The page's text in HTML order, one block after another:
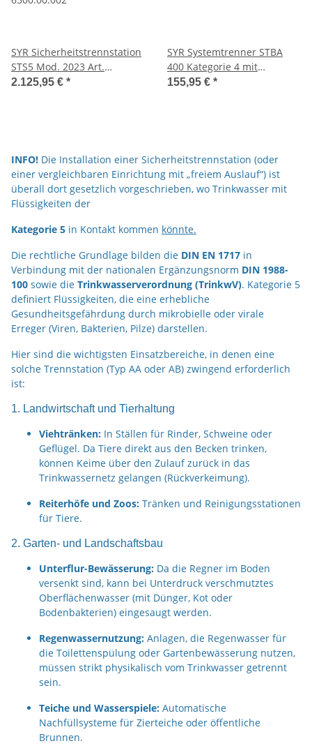
SYR Sicherheitstrennstation
STS5 Mod. 2023 Art.
6500.00.002
2.125,95 € *
SYR Systemtrenner STBA
400 Kategorie 4 mit
Zapfventil und Absperrung
155,95 € *
INFO! Die Installation einer Sicherheitstrennstation (oder
einer vergleichbaren Einrichtung mit „freiem Auslauf“) ist
überall dort gesetzlich vorgeschrieben, wo Trinkwasser mit
Flüssigkeiten der
Kategorie 5 in Kontakt kommen könnte.
Die rechtliche Grundlage bilden die DIN EN 1717 in
Verbindung mit der nationalen Ergänzungsnorm DIN 1988-
100 sowie die Trinkwasserverordnung (TrinkwV). Kategorie 5
definiert Flüssigkeiten, die eine erhebliche
Gesundheitsgefährdung durch mikrobielle oder virale
Erreger (Viren, Bakterien, Pilze) darstellen.
Hier sind die wichtigsten Einsatzbereiche, in denen eine
solche Trennstation (Typ AA oder AB) zwingend erforderlich
ist:
1. Landwirtschaft und Tierhaltung
Viehtränken: In Ställen für Rinder, Schweine oder
Geflügel. Da Tiere direkt aus den Becken trinken,
können Keime über den Zulauf zurück in das
Trinkwassernetz gelangen (Rückverkeimung).
Reiterhöfe und Zoos: Tränken und Reinigungsstationen
für Tiere.
2. Garten- und Landschaftsbau
Unterflur-Bewässerung: Da die Regner im Boden
versenkt sind, kann bei Unterdruck verschmutztes
Oberflächenwasser (mit Dünger, Kot oder
Bodenbakterien) eingesaugt werden.
Regenwassernutzung: Anlagen, die Regenwasser für
die Toilettenspülung oder Gartenbewässerung nutzen,
müssen strikt physikalisch vom Trinkwasser getrennt
sein.
Teiche und Wasserspiele: Automatische
Nachfüllsysteme für Zierteiche oder öffentliche
Brunnen.